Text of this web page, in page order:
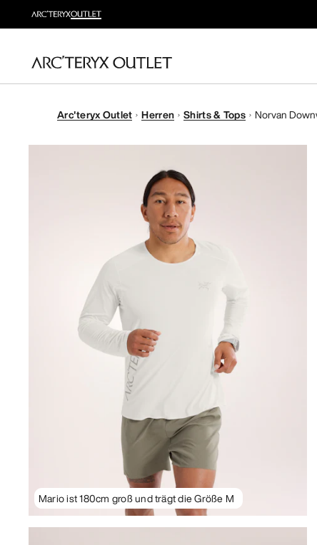
Arc'teryx Outlet Herren Shirts & Tops Norvan
Mario ist 180cm groß und trägt die Größe M